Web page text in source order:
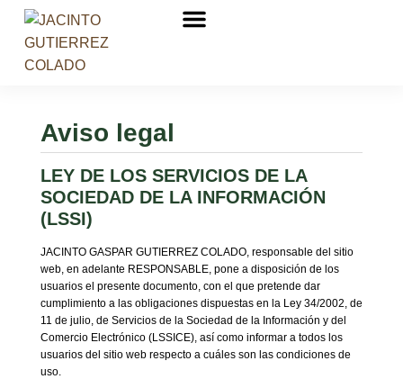
Aviso legal
LEY DE LOS SERVICIOS DE LA
SOCIEDAD DE LA INFORMACIÓN
(LSSI)
JACINTO GASPAR GUTIERREZ COLADO, responsable del sitio
web, en adelante RESPONSABLE, pone a disposición de los
usuarios el presente documento, con el que pretende dar
cumplimiento a las obligaciones dispuestas en la Ley 34/2002, de
11 de julio, de Servicios de la Sociedad de la Información y del
Comercio Electrónico (LSSICE), así como informar a todos los
usuarios del sitio web respecto a cuáles son las condiciones de
uso.